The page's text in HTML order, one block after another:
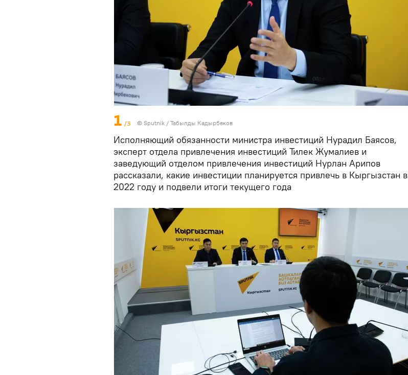
1 /3 © Sputnik / Табылды Кадырбеков
Исполняющий обязанности министра инвестиций Нурадил Баясов,
эксперт отдела привлечения инвестиций Тилек Жумалиев и
заведующий отделом привлечения инвестиций Нурлан Арипов
рассказали, какие инвестиции планируется привлечь в Кыргызстан в
2022 году и подвели итоги текущего года